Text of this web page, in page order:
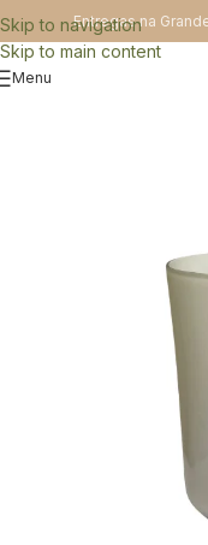
Skip to navigation
Skip to main content
Entregas na
Menu